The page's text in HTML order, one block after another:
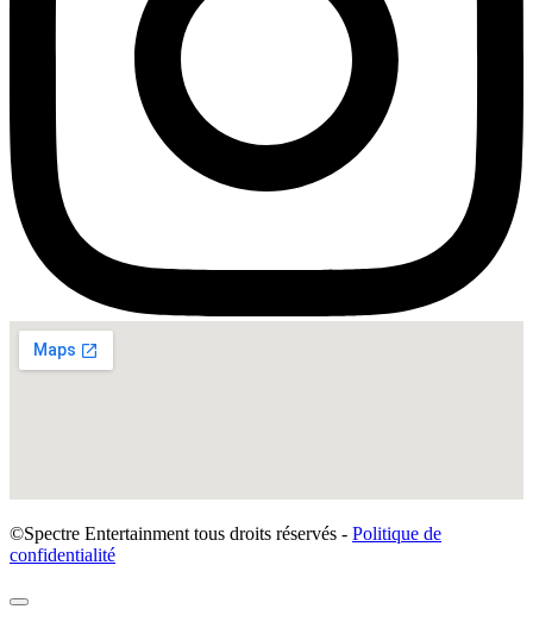
©Spectre Entertainment tous droits réservés - Politique de
confidentialité